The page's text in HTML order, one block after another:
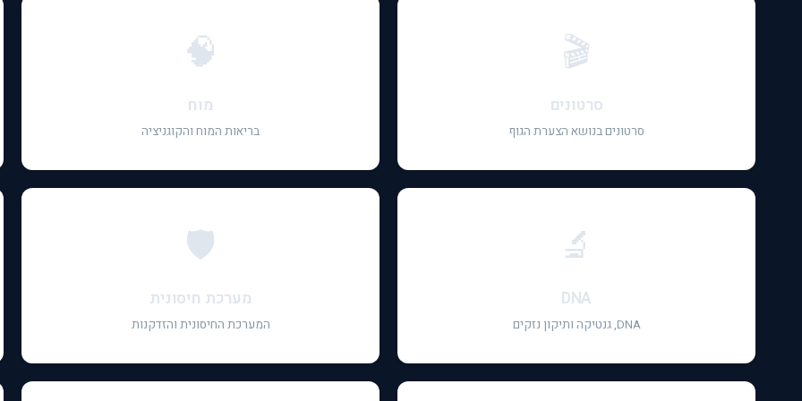
🎬
סרטונים
סרטונים בנושא הצערת הגוף
🧠
מוח
בריאות המוח והקוגניציה
🔬
DNA
DNA, גנטיקה ותיקון נזקים
🛡️
מערכת חיסונית
המערכת החיסונית והזדקנות